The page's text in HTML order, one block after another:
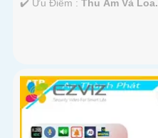
️✔️ Ưu Điểm : Thu Âm Và Loa.